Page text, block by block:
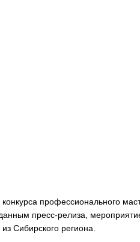
профессионального
пресс-релиза,
Сибирского региона.